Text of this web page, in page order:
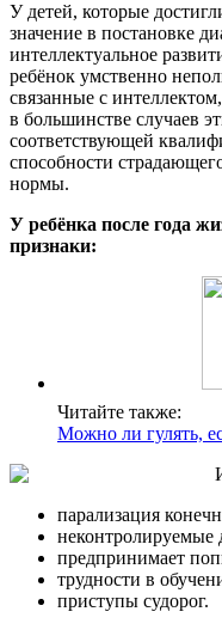
У детей, которые
значение в постановке
интеллектуальное
ребёнок умственно
связанные с
в большинстве случаев
соответствующей
способности
нормы.
У ребёнка после года
признаки:
Читайте также:
Можно ли гулять,
парализация
неконтролируемые
предпринимает
трудности в
приступы судорог.